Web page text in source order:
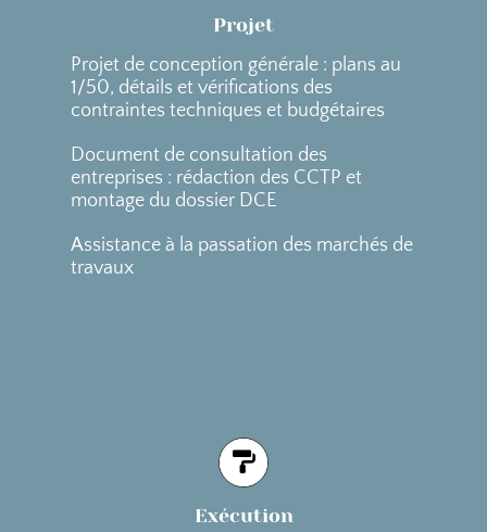
Projet
Projet de conception générale : plans au
1/50, détails et vérifications des
contraintes techniques et budgétaires
Document de consultation des
entreprises : rédaction des CCTP et
montage du dossier DCE
Assistance à la passation des marchés de
travaux
Exécution